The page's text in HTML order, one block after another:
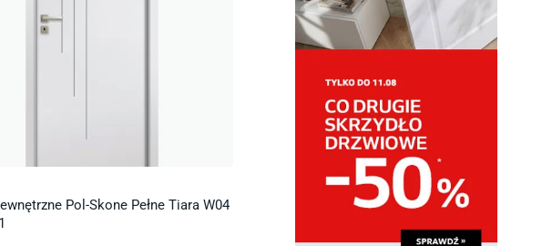
Pol-Skone Pełne Tiara W04